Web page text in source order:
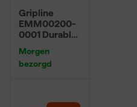
Gripline
EMM00200-
0001 Durable
20L - Zwart
Morgen
bezorgd